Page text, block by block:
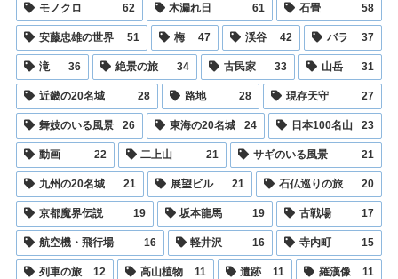
モノクロ 62 木漏れ日 61 石畳 58
安藤忠雄の世界 51 梅 47 渓谷 42 バラ 37
滝 36 絶景の旅 34 古民家 33 山岳 31
近畿の20名城 28 路地 28 現存天守 27
舞妓のいる風景 26 東海の20名城 24 日本100名山 23
動画 22 二上山 21 サギのいる風景 21
九州の20名城 21 展望ビル 21 石仏巡りの旅 20
京都魔界伝説 19 坂本龍馬 19 古戦場 17
航空機・飛行場 16 軽井沢 16 寺内町 15
列車の旅 12 高山植物 11 遺跡 11 羅漢像 11